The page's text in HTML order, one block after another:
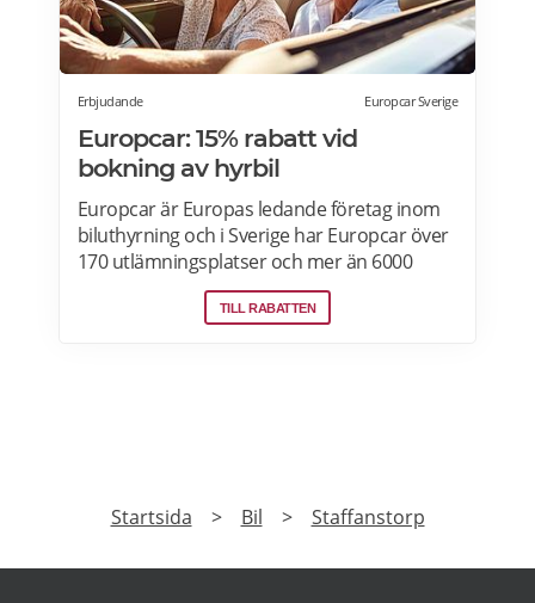
Borås, Gävle, Jönköping, Karlstad, Linköping,
Västerås, Örebro här>>>
Erbjudande Europcar Sverige
Europcar: 15% rabatt vid
bokning av hyrbil
Europcar är Europas ledande företag inom
biluthyrning och i Sverige har Europcar över
170 utlämningsplatser och mer än 6000
bilar. Ta del av våra aktuella erbjudanden
och läs mer om pensionärsrabatter hos
TILL RABATTEN
Prenumerera på vårt nyhetsbrev och få exklusiv